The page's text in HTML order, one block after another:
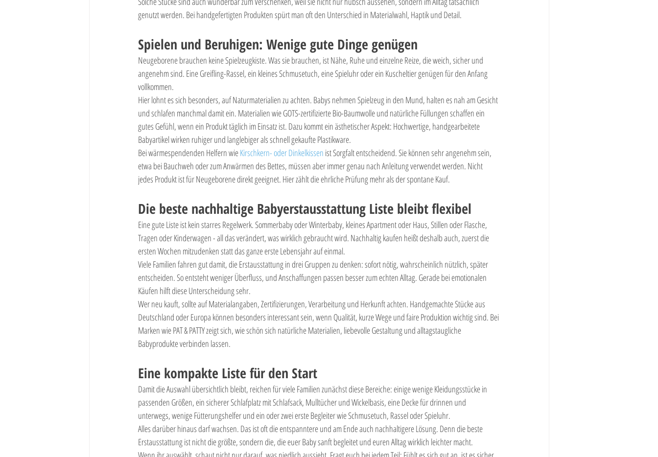
genutzt werden. Bei handgefertigten Produkten spürt man oft den Unterschied in Materialwahl, Haptik und Detail.
Spielen und Beruhigen: Wenige gute Dinge genügen
Neugeborene brauchen keine Spielzeugkiste. Was sie brauchen, ist Nähe, Ruhe und einzelne Reize, die weich, sicher und
angenehm sind. Eine Greifling-Rassel, ein kleines Schmusetuch, eine Spieluhr oder ein Kuscheltier genügen für den Anfang
vollkommen.
Hier lohnt es sich besonders, auf Naturmaterialien zu achten. Babys nehmen Spielzeug in den Mund, halten es nah am Gesicht
und schlafen manchmal damit ein. Materialien wie GOTS-zertifizierte Bio-Baumwolle und natürliche Füllungen schaffen ein
gutes Gefühl, wenn ein Produkt täglich im Einsatz ist. Dazu kommt ein ästhetischer Aspekt: Hochwertige, handgearbeitete
Babyartikel wirken ruhiger und langlebiger als schnell gekaufte Plastikware.
Bei wärmespendenden Helfern wie Kirschkern- oder Dinkelkissen ist Sorgfalt entscheidend. Sie können sehr angenehm sein,
etwa bei Bauchweh oder zum Anwärmen des Bettes, müssen aber immer genau nach Anleitung verwendet werden. Nicht
jedes Produkt ist für Neugeborene direkt geeignet. Hier zählt die ehrliche Prüfung mehr als der spontane Kauf.
Die beste nachhaltige Babyerstausstattung Liste bleibt flexibel
Eine gute Liste ist kein starres Regelwerk. Sommerbaby oder Winterbaby, kleines Apartment oder Haus, Stillen oder Flasche,
Tragen oder Kinderwagen - all das verändert, was wirklich gebraucht wird. Nachhaltig kaufen heißt deshalb auch, zuerst die
ersten Wochen mitzudenken statt das ganze erste Lebensjahr auf einmal.
Viele Familien fahren gut damit, die Erstausstattung in drei Gruppen zu denken: sofort nötig, wahrscheinlich nützlich, später
entscheiden. So entsteht weniger Überfluss, und Anschaffungen passen besser zum echten Alltag. Gerade bei emotionalen
Käufen hilft diese Unterscheidung sehr.
Wer neu kauft, sollte auf Materialangaben, Zertifizierungen, Verarbeitung und Herkunft achten. Handgemachte Stücke aus
Deutschland oder Europa können besonders interessant sein, wenn Qualität, kurze Wege und faire Produktion wichtig sind. Bei
Marken wie PAT & PATTY zeigt sich, wie schön sich natürliche Materialien, liebevolle Gestaltung und alltagstaugliche
Babyprodukte verbinden lassen.
Eine kompakte Liste für den Start
Damit die Auswahl übersichtlich bleibt, reichen für viele Familien zunächst diese Bereiche: einige wenige Kleidungsstücke in
passenden Größen, ein sicherer Schlafplatz mit Schlafsack, Mulltücher und Wickelbasis, eine Decke für drinnen und
unterwegs, wenige Fütterungshelfer und ein oder zwei erste Begleiter wie Schmusetuch, Rassel oder Spieluhr.
Alles darüber hinaus darf wachsen. Das ist oft die entspanntere und am Ende auch nachhaltigere Lösung. Denn die beste
Erstausstattung ist nicht die größte, sondern die, die euer Baby sanft begleitet und euren Alltag wirklich leichter macht.